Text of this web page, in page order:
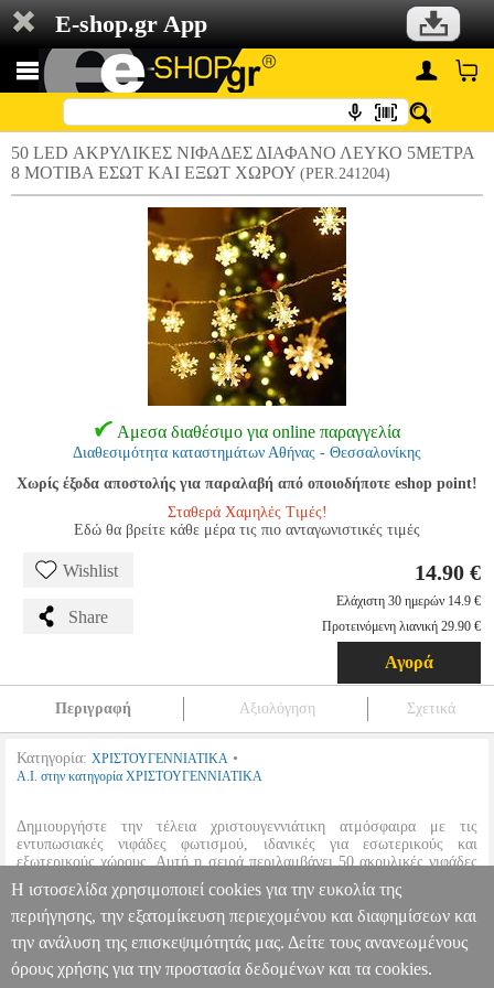
E-shop.gr App
50 LED ΑΚΡΥΛΙΚΕΣ ΝΙΦΑΔΕΣ ΔΙΑΦΑΝΟ ΛΕΥΚΟ 5ΜΕΤΡΑ
8 ΜΟΤΙΒΑ ΕΣΩΤ ΚΑΙ ΕΞΩΤ ΧΩΡΟΥ (PER.241204)
Αμεσα διαθέσιμο για online παραγγελία
Διαθεσιμότητα καταστημάτων Αθήνας - Θεσσαλονίκης
Χωρίς έξοδα αποστολής για παραλαβή από οποιοδήποτε eshop point!
Σταθερά Χαμηλές Τιμές!
Εδώ θα βρείτε κάθε μέρα τις πιο ανταγωνιστικές τιμές
Wishlist
Share
14.90 €
Ελάχιστη 30 ημερών 14.9 €
Προτεινόμενη λιανική 29.90 €
Αγορά
Περιγραφή Αξιολόγηση Σχετικά
Κατηγορία: ΧΡΙΣΤΟΥΓΕΝΝΙΑΤΙΚΑ •
A.I. στην κατηγορία ΧΡΙΣΤΟΥΓΕΝΝΙΑΤΙΚΑ
Δημιουργήστε την τέλεια χριστουγεννιάτικη ατμόσφαιρα με τις
εντυπωσιακές νιφάδες φωτισμού, ιδανικές για εσωτερικούς και
εξωτερικούς χώρους. Αυτή η σειρά περιλαμβάνει 50 ακρυλικές νιφάδες
τοποθετημένες ανά 10 εκ., με συνολικό μήκος 5 μέτρων και επιπλέον 3
μέτρα καλώδιο για την μπρίζα.
50 LED ΑΚΡΥΛΙΚΕΣ ΝΙΦΑΔΕΣ ΔΙΑΦΑΝΟ ΛΕΥΚΟ 5ΜΕΤΡΑ 8
ΜΟΤΙΒΑ ΕΣΩΤ ΚΑΙ ΕΞΩΤ ΧΩΡΟΥ PER.241204 PER.241204
Η ιστοσελίδα χρησιμοποιεί cookies για την ευκολία της
περιήγησης, την εξατομίκευση περιεχομένου και διαφημίσεων και
την ανάλυση της επισκεψιμότητάς μας. Δείτε τους ανανεωμένους
όρους χρήσης για την προστασία δεδομένων και τα cookies.